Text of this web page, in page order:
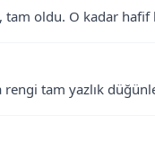
oldu. O kadar
rengi tam yazlık